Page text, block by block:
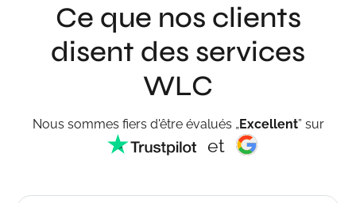
Ce que nos clients
disent des services
WLC
Nous sommes fiers d'être évalués „Excellent” sur
et